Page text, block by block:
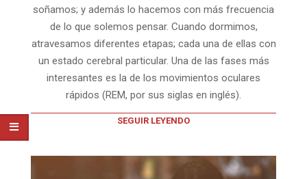
soñamos; y además lo hacemos con más frecuencia
de lo que solemos pensar. Cuando dormimos,
atravesamos diferentes etapas; cada una de ellas con
un estado cerebral particular. Una de las fases más
interesantes es la de los movimientos oculares
rápidos (REM, por sus siglas en inglés).
SEGUIR LEYENDO